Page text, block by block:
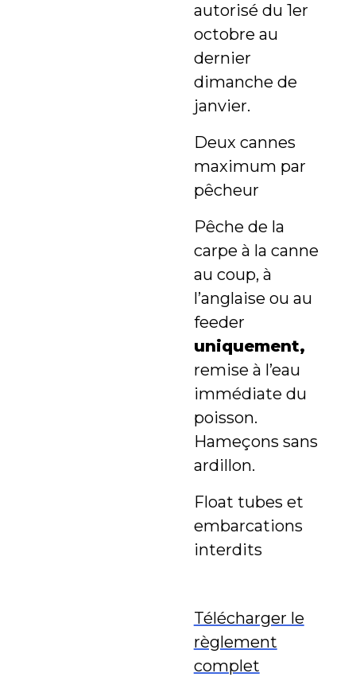
autorisé du 1er
octobre au
dernier
dimanche de
janvier.
Deux cannes
maximum par
pêcheur
Pêche de la
carpe à la canne
au coup, à
l’anglaise ou au
feeder
uniquement,
remise à l’eau
immédiate du
poisson.
Hameçons sans
ardillon.
Float tubes et
embarcations
interdits
Télécharger le
règlement
complet